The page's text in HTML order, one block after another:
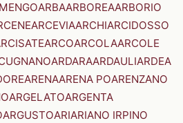
ARBAARBOREAARBORIO
ARCEVIAARCHIARCIDOSSO
ARCOARCOLAARCOLE
ARDARAARDAULIARDEA
ARENAARENA POARENZANO
ARGELATOARGENTA
ARGUSTOARIARIANO IRPINO